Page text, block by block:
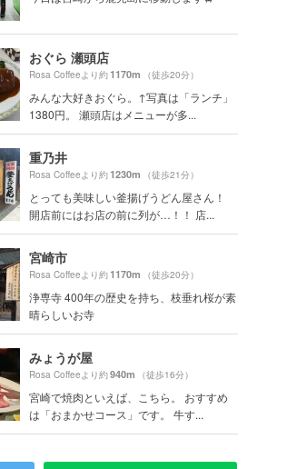
おぐら 瀬頭店
Rosa Coffeeより約1170m （徒歩20分）
みんな大好きおぐら。↑写真は「ランチ」
1380円。 瀬頭店はメニューが多...
重乃井
Rosa Coffeeより約1230m （徒歩21分）
とっても美味しい釜揚げうどん屋さん！
開店前にはお店の前に列が…！！ 店...
宮崎市
Rosa Coffeeより約1170m （徒歩20分）
浄専寺 400年の歴史を持ち、枝垂れ桜が素
晴らしいお寺
みょうが屋
Rosa Coffeeより約940m （徒歩16分）
宮崎で焼肉といえば、こちら。 おすすめ
は「おまかせコース」です。 牛す...